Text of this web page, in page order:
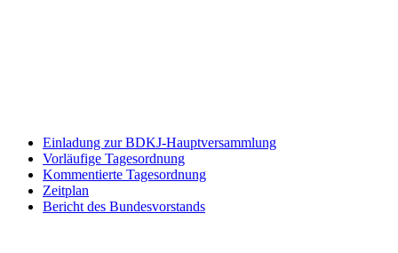
Einladung zur BDKJ-Hauptversammlung
Vorläufige Tagesordnung
Kommentierte Tagesordnung
Zeitplan
Bericht des Bundesvorstands